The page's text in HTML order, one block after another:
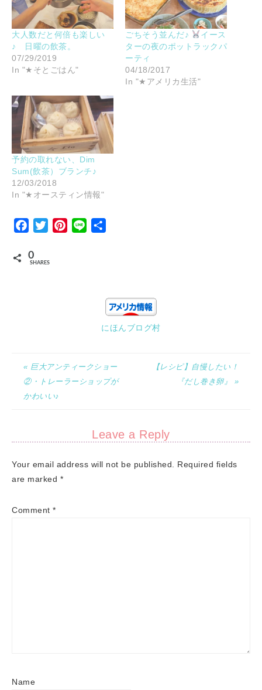
大人数だと何倍も楽しい
♪ 日曜の飲茶。
07/29/2019
In "★そとごはん"
ごちそう並んだ♪
イース
ターの夜のポットラックパ
ーティ
04/18/2017
In "★アメリカ生活"
予約の取れない、Dim
Sum(飲茶）ブランチ♪
12/03/2018
In "★オースティン情報"
Facebook
TwitterPinterest
Line
0
SHARES
にほんブログ村
« 巨大アンティークショー
②・トレーラーショップが
かわいい♪
【レシピ】自慢したい！
『だし巻き卵』 »
Leave a Reply
Your email address will not be published. Required fields
are marked *
Comment *
Name